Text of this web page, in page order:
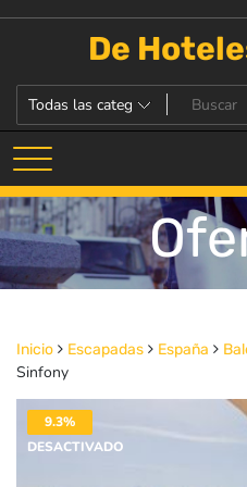
De
Inicio Escapadas España
Sinfony
9.3%
DESACTIVADO